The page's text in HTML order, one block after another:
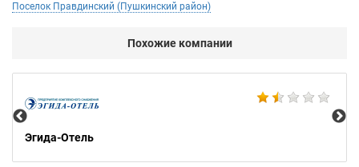
Поселок Правдинский (Пушкинский район)
Похожие компании
Эгида-Отель